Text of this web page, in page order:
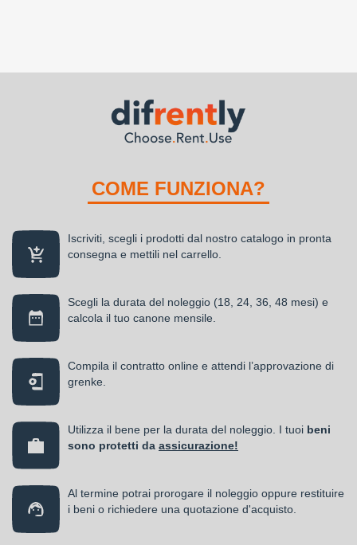
COME FUNZIONA?
Iscriviti, scegli i prodotti dal nostro catalogo in pronta
consegna e mettili nel carrello.
Scegli la durata del noleggio (18, 24, 36, 48 mesi) e
calcola il tuo canone mensile.
Compila il contratto online e attendi l’approvazione di
grenke.
Utilizza il bene per la durata del noleggio. I tuoi beni
sono protetti da assicurazione!
Al termine potrai prorogare il noleggio oppure restituire
i beni o richiedere una quotazione d'acquisto.